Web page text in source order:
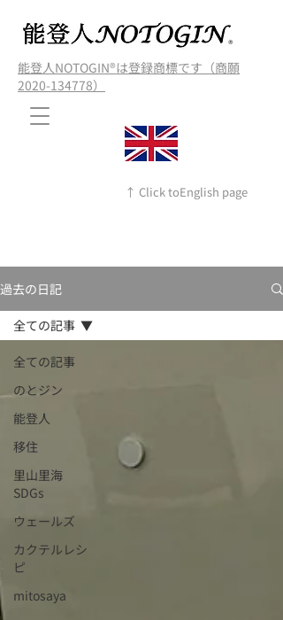
能登人NOTOGIN®️は登録商標です（商願
2020-134778）
↑ Click toEnglish page
過去の日記
全ての記事
のとジン
能登人
移住
里山里海
SDGs
ウェールズ
カクテルレシ
ピ
mitosaya
全ての記事